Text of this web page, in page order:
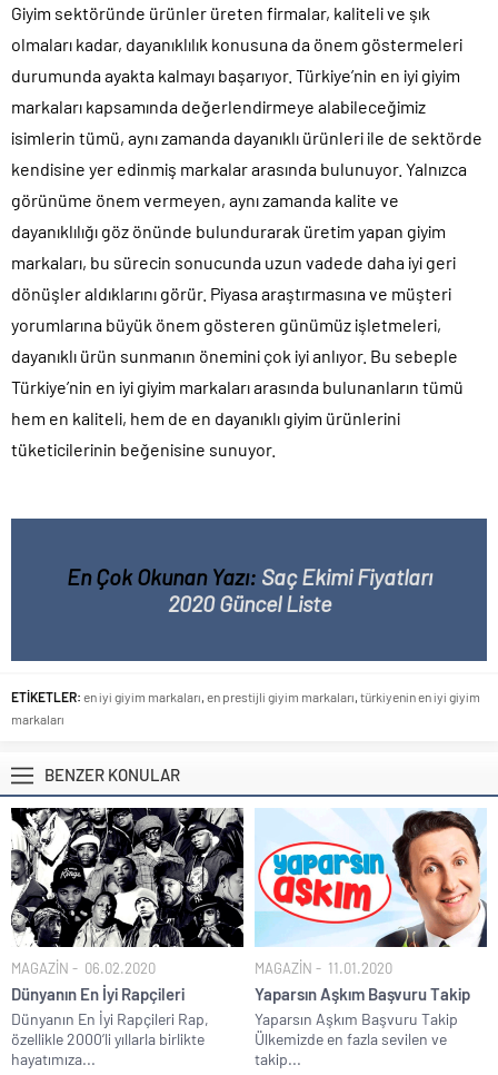
Giyim sektöründe ürünler üreten firmalar, kaliteli ve şık
olmaları kadar, dayanıklılık konusuna da önem göstermeleri
durumunda ayakta kalmayı başarıyor. Türkiye’nin en iyi giyim
markaları kapsamında değerlendirmeye alabileceğimiz
isimlerin tümü, aynı zamanda dayanıklı ürünleri ile de sektörde
kendisine yer edinmiş markalar arasında bulunuyor. Yalnızca
görünüme önem vermeyen, aynı zamanda kalite ve
dayanıklılığı göz önünde bulundurarak üretim yapan giyim
markaları, bu sürecin sonucunda uzun vadede daha iyi geri
dönüşler aldıklarını görür. Piyasa araştırmasına ve müşteri
yorumlarına büyük önem gösteren günümüz işletmeleri,
dayanıklı ürün sunmanın önemini çok iyi anlıyor. Bu sebeple
Türkiye’nin en iyi giyim markaları arasında bulunanların tümü
hem en kaliteli, hem de en dayanıklı giyim ürünlerini
tüketicilerinin beğenisine sunuyor.
En Çok Okunan Yazı: Saç Ekimi Fiyatları
2020 Güncel Liste
ETİKETLER: en iyi giyim markaları en prestijli giyim markaları türkiyenin en iyi giyim
markaları
BENZER KONULAR
MAGAZİN 06.02.2020
Dünyanın En İyi Rapçileri
Dünyanın En İyi Rapçileri Rap,
özellikle 2000’li yıllarla birlikte
hayatımıza...
MAGAZİN 11.01.2020
Yaparsın Aşkım Başvuru Takip
Yaparsın Aşkım Başvuru Takip
Ülkemizde en fazla sevilen ve
takip...